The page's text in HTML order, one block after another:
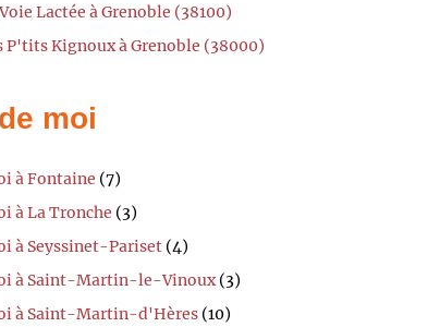
Lactée à Grenoble (38100)
Kignoux à Grenoble (38000)
moi
à Fontaine (7)
à La Tronche (3)
à Seyssinet-Pariset (4)
à Saint-Martin-le-Vinoux(3)
à Saint-Martin-d'Hères (10)